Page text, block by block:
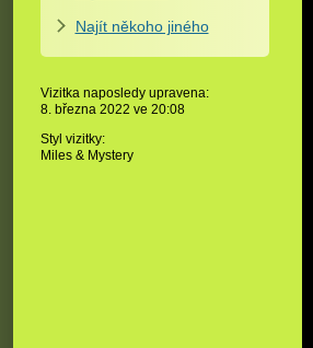
Najít někoho jiného
Vizitka naposledy upravena:
8. března 2022 ve 20:08
Styl vizitky:
Miles & Mystery